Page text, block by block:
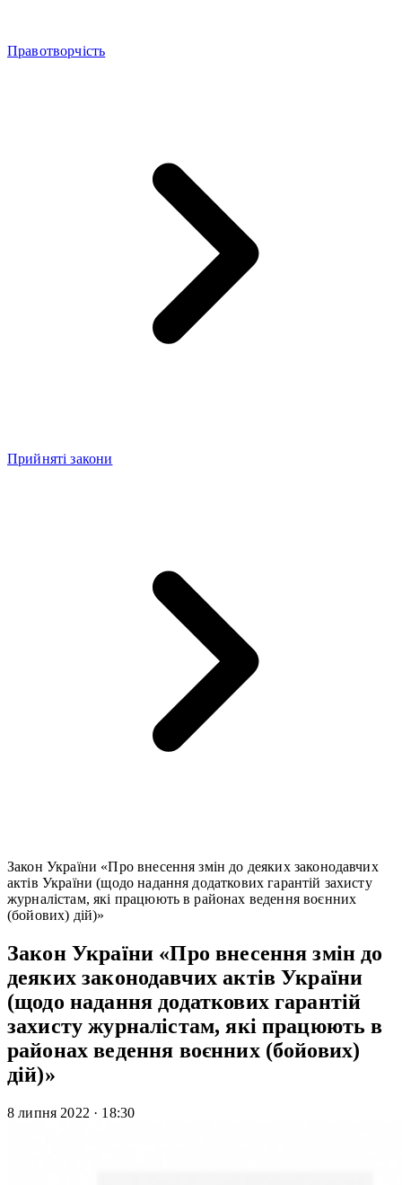
Правотворчість
Прийняті закони
Закон України «Про внесення змін до деяких законодавчих
актів України (щодо надання додаткових гарантій захисту
журналістам, які працюють в районах ведення воєнних
(бойових) дій)»
Закон України «Про внесення змін до
деяких законодавчих актів України
(щодо надання додаткових гарантій
захисту журналістам, які працюють в
районах ведення воєнних (бойових)
дій)»
8 липня 2022 · 18:30